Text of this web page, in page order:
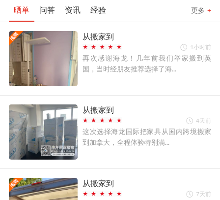
晒单 问答 资讯 经验 更多 +
从搬家到
1小时前
再次感谢海龙！几年前我们举家搬到英
国，当时经朋友推荐选择了海...
从搬家到
4天前
这次选择海龙国际把家具从国内跨境搬家
到加拿大，全程体验特别满...
从搬家到
7天前